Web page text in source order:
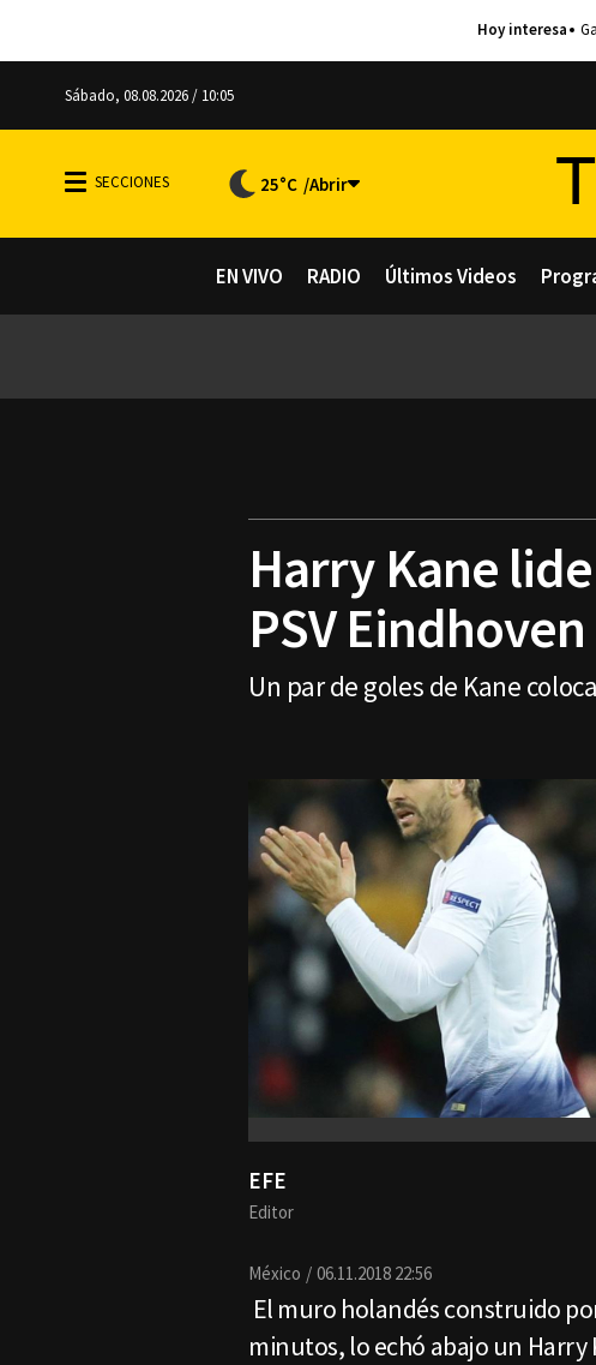
Sábado, 08.08.2026 / 10:05
25°C
EN VIVO RADIO Últimos Videos
Harry Kane
PSV
Un par de goles de Kane
EFE
Editor
México 06.11.2018 22:56
El muro holandés construido
minutos, lo echó abajo un Harry